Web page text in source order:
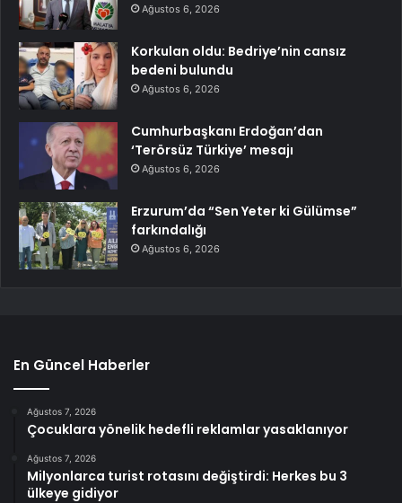
Ağustos 6, 2026
Korkulan oldu: Bedriye’nin cansız
bedeni bulundu
Ağustos 6, 2026
Cumhurbaşkanı Erdoğan’dan
‘Terörsüz Türkiye’ mesajı
Ağustos 6, 2026
Erzurum’da “Sen Yeter ki Gülümse”
farkındalığı
Ağustos 6, 2026
En Güncel Haberler
Ağustos 7, 2026
Çocuklara yönelik hedefli reklamlar yasaklanıyor
Ağustos 7, 2026
Milyonlarca turist rotasını değiştirdi: Herkes bu 3
ülkeye gidiyor